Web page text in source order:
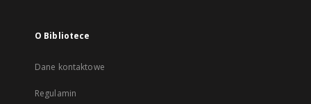
O Bibliotece
Dane kontaktowe
Regulamin